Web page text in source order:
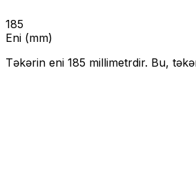
185
Eni (mm)
Təkərin eni 185 millimetrdir. Bu,